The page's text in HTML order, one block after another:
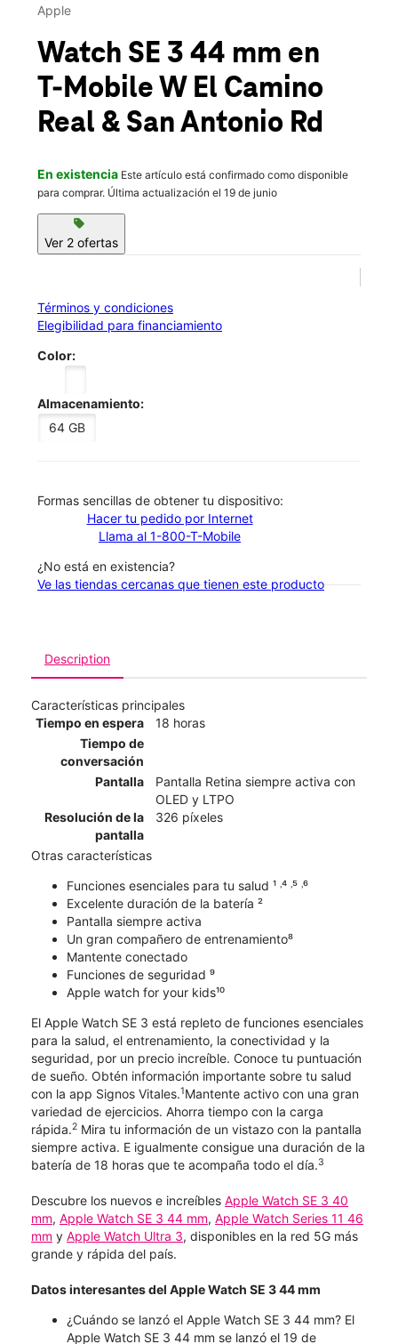
Mié.:
2590 W El Camino Real Ste 11 Mountain View, CA 94040
Apple
Watch SE 3 44 mm en
T-Mobile W El Camino
Real & San Antonio Rd
En existencia Este artículo está confirmado como disponible
para comprar. Última actualización el 19 de junio
sell
Ver 2 ofertas
Términos y condiciones
Elegibilidad para financiamiento
Color:
Almacenamiento:
64 GB
​​​​​​​Formas sencillas de obtener tu dispositivo:
Hacer tu pedido por Internet
Llama al 1-800-T-Mobile
¿No está en existencia?
Ve las tiendas cercanas que tienen este producto
Description
Características principales
Tiempo en espera
18 horas
Tiempo de
conversación
Pantalla
Pantalla Retina siempre activa con
OLED y LTPO
Resolución de la
pantalla
326 píxeles
Otras características
Funciones esenciales para tu salud ¹ ˒⁴ ˒⁵ ˒⁶
Excelente duración de la batería ²
Pantalla siempre activa
Un gran compañero de entrenamiento⁸
Mantente conectado
Funciones de seguridad ⁹
Apple watch for your kids¹⁰
El Apple Watch SE 3 está repleto de funciones esenciales
para la salud, el entrenamiento, la conectividad y la
seguridad, por un precio increíble. Conoce tu puntuación
de sueño. Obtén información importante sobre tu salud
con la app Signos Vitales.1Mantente activo con una gran
variedad de ejercicios. Ahorra tiempo con la carga
rápida.2 Mira tu información de un vistazo con la pantalla
siempre activa. E igualmente consigue una duración de la
batería de 18 horas que te acompaña todo el día.3
Descubre los nuevos e increíbles Apple Watch SE 3 40
mm, Apple Watch SE 3 44 mm, Apple Watch Series 11 46
mm y Apple Watch Ultra 3, disponibles en la red 5G más
grande y rápida del país.
Datos interesantes del Apple Watch SE 3 44 mm
¿Cuándo se lanzó el Apple Watch SE 3 44 mm? El
Apple Watch SE 3 44 mm se lanzó el 19 de